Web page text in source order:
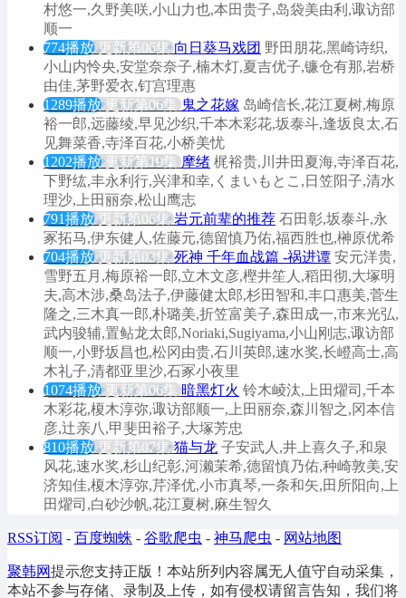
村悠一,久野美咲,小山力也,本田贵子,岛袋美由利,诹访部
顺一
774播放 更新第06集 向日葵马戏团 野田朋花,黑崎诗织,
小山内怜央,安堂奈奈子,楠木灯,夏吉优子,镰仓有那,岩桥
由佳,茅野爱衣,钉宫理惠
1289播放 更新第06集 鬼之花嫁 岛崎信长,花江夏树,梅原
裕一郎,远藤绫,早见沙织,千本木彩花,坂泰斗,逢坂良太,石
见舞菜香,寺泽百花,小桥美忧
1202播放 更新第19集 摩绪 梶裕贵,川井田夏海,寺泽百花,
下野纮,丰永利行,兴津和幸,くまいもとこ,日笠阳子,清水
理沙,上田丽奈,松山鹰志
791播放 更新第06集 岩元前辈的推荐 石田彰,坂泰斗,永
冢拓马,伊东健人,佐藤元,德留慎乃佑,福西胜也,榊原优希
704播放 更新第03集 死神 千年血战篇 -祸进谭 安元洋贵,
雪野五月,梅原裕一郎,立木文彦,樫井笙人,稻田彻,大塚明
夫,高木涉,桑岛法子,伊藤健太郎,杉田智和,丰口惠美,菅生
隆之,三木真一郎,朴璐美,折笠富美子,森田成一,市来光弘,
武内骏辅,置鲇龙太郎,Noriaki,Sugiyama,小山刚志,诹访部
顺一,小野坂昌也,松冈由贵,石川英郎,速水奖,长嶝高士,高
木礼子,清都亚里沙,石冢小夜里
1074播放 更新第06集 暗黑灯火 铃木崚汰,上田燿司,千本
木彩花,榎木淳弥,诹访部顺一,上田丽奈,森川智之,冈本信
彦,辻亲八,甲斐田裕子,大塚芳忠
810播放 更新第07集 猫与龙 子安武人,井上喜久子,和泉
风花,速水奖,杉山纪彰,河濑茉希,德留慎乃佑,种崎敦美,安
济知佳,榎木淳弥,芹泽优,小市真琴,一条和矢,田所阳向,上
田燿司,白砂沙帆,花江夏树,麻生智久
RSS订阅 - 百度蜘蛛 - 谷歌爬虫 - 神马爬虫 - 网站地图
聚韩网提示您支持正版！本站所列内容属无人值守自动采集，
本站不参与存储、录制及上传，如有侵权请留言告知，我们将